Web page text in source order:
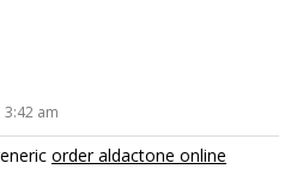
am
order aldactone online